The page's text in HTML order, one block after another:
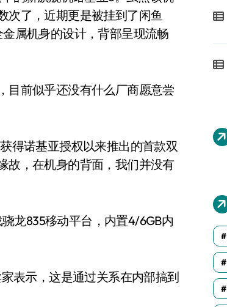
次了，近期更是被挂到了闲鱼
属机身的设计，背部呈现流畅
目前似乎还没有什么厂商愿意尝
得诺基亚授权以来推出的首款双
故，在机身的背面，我们并没有
龙835移动平台，内置4/6GB内
表示，这是通过关系在内部搞到